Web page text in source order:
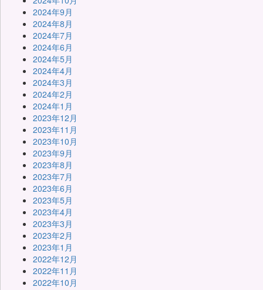
2024年9月
2024年8月
2024年7月
2024年6月
2024年5月
2024年4月
2024年3月
2024年2月
2024年1月
2023年12月
2023年11月
2023年10月
2023年9月
2023年8月
2023年7月
2023年6月
2023年5月
2023年4月
2023年3月
2023年2月
2023年1月
2022年12月
2022年11月
2022年10月